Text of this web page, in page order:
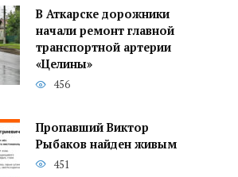
В Аткарске дорожники
начали ремонт главной
транспортной артерии
«Целины»
456
Пропавший Виктор
Рыбаков найден живым
451